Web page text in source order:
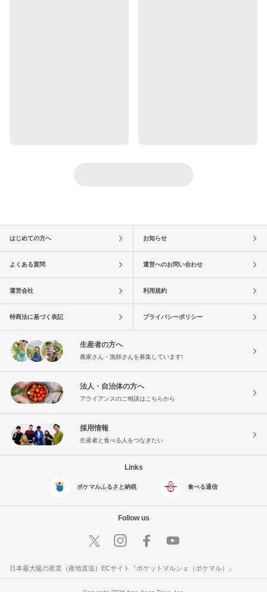
はじめての方へ お知らせ
よくある質問 運営へのお問い合わせ
運営会社 利用規約
特商法に基づく表記 プライバシーポリシー
生産者の方へ
農家さん・漁師さんを募集しています!
法人・自治体の方へ
アライアンスのご相談はこちらから
採用情報
生産者と食べる人をつなぎたい
Links
ポケマルふるさと納税 食べる通信
Follow us
日本最大級の産直（産地直送）ECサイト『ポケットマルシェ（ポケマル）』